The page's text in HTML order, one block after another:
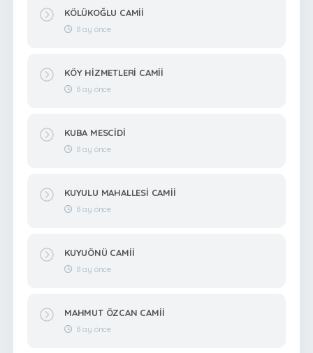
KÖLÜKOĞLU CAMİİ
8 ay önce
KÖY HİZMETLERİ CAMİİ
8 ay önce
KUBA MESCİDİ
8 ay önce
KUYULU MAHALLESİ CAMİİ
8 ay önce
KUYUÖNÜ CAMİİ
8 ay önce
MAHMUT ÖZCAN CAMİİ
8 ay önce